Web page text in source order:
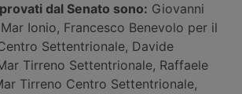
dal Senato sono: Giovanni
Ionio, Francesco Benevolo per il
Settentrionale, Davide
Tirreno Settentrionale, Raffaele
Tirreno Centro Settentrionale,